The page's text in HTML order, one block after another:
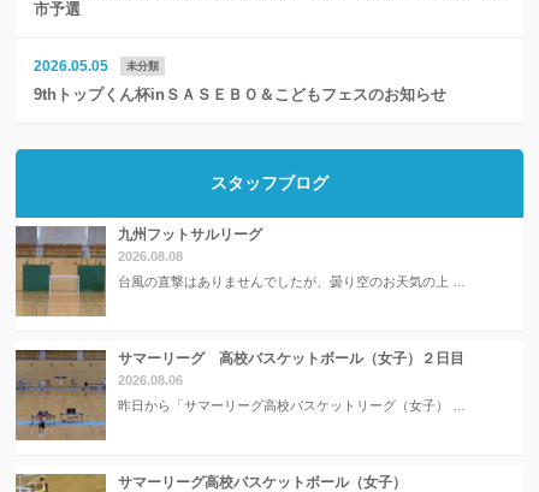
市予選
2026.05.05 未分類
9thトップくん杯inＳＡＳＥＢＯ＆こどもフェスのお知らせ
スタッフブログ
九州フットサルリーグ
2026.08.08
台風の直撃はありませんでしたが、曇り空のお天気の上 …
サマーリーグ 高校バスケットボール（女子）２日目
2026.08.06
昨日から「サマーリーグ高校バスケットリーグ（女子） …
サマーリーグ高校バスケットボール（女子）